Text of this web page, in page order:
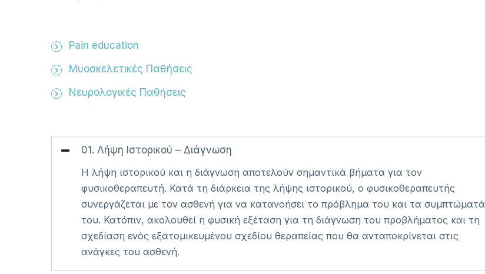
Pain education
Μυοσκελετικές Παθήσεις
Νευρολογικές Παθήσεις
01. Λήψη Ιστορικού – Διάγνωση
Η λήψη ιστορικού και η διάγνωση αποτελούν σημαντικά βήματα για τον
φυσικοθεραπευτή. Κατά τη διάρκεια της λήψης ιστορικού, ο φυσικοθεραπευτής
συνεργάζεται με τον ασθενή για να κατανοήσει το πρόβλημα του και τα συμπτώματά
του. Κατόπιν, ακολουθεί η φυσική εξέταση για τη διάγνωση του προβλήματος και τη
σχεδίαση ενός εξατομικευμένου σχεδίου θεραπείας που θα ανταποκρίνεται στις
ανάγκες του ασθενή.